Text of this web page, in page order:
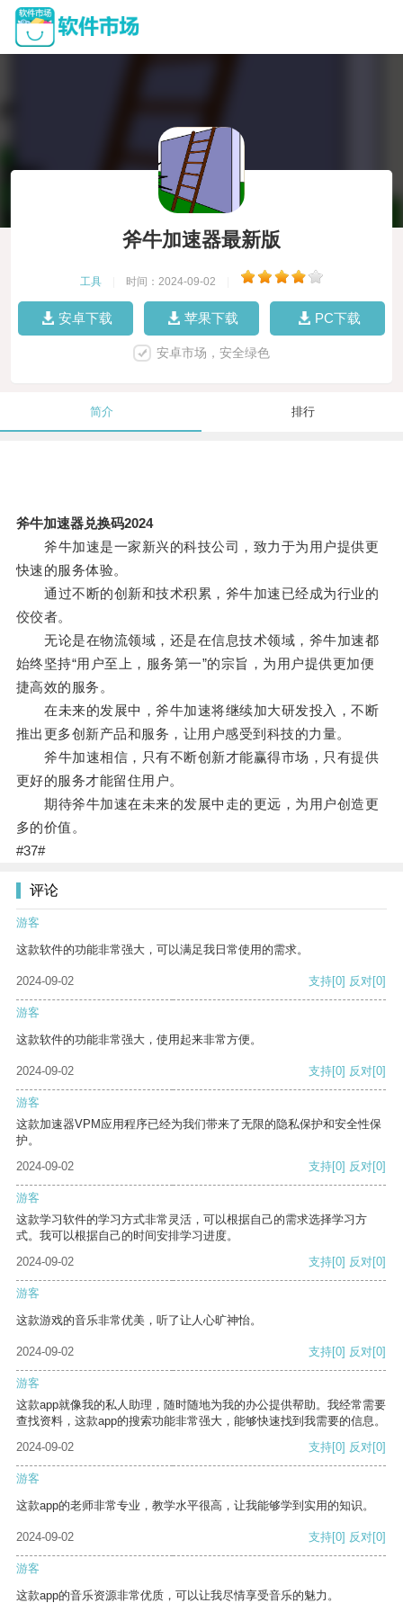
斧牛加速器最新版
工具 时间：2024-09-02
安卓下载 苹果下载 PC下载
安卓市场，安全绿色
简介 排行
斧牛加速器兑换码2024
斧牛加速是一家新兴的科技公司，致力于为用户提供更
快速的服务体验。
通过不断的创新和技术积累，斧牛加速已经成为行业的
佼佼者。
无论是在物流领域，还是在信息技术领域，斧牛加速都
始终坚持“用户至上，服务第一”的宗旨，为用户提供更加便
捷高效的服务。
在未来的发展中，斧牛加速将继续加大研发投入，不断
推出更多创新产品和服务，让用户感受到科技的力量。
斧牛加速相信，只有不断创新才能赢得市场，只有提供
更好的服务才能留住用户。
期待斧牛加速在未来的发展中走的更远，为用户创造更
多的价值。
#37#
评论
游客
这款软件的功能非常强大，可以满足我日常使用的需求。
2024-09-02 支持[0] 反对[0]
游客
这款软件的功能非常强大，使用起来非常方便。
2024-09-02 支持[0] 反对[0]
游客
这款加速器VPM应用程序已经为我们带来了无限的隐私保护和安全性保
护。
2024-09-02
支持[0] 反对[0]
游客
这款学习软件的学习方式非常灵活，可以根据自己的需求选择学习方
式。我可以根据自己的时间安排学习进度。
2024-09-02
支持[0] 反对[0]
游客
这款游戏的音乐非常优美，听了让人心旷神怡。
2024-09-02 支持[0] 反对[0]
游客
这款app就像我的私人助理，随时随地为我的办公提供帮助。我经常需要
查找资料，这款app的搜索功能非常强大，能够快速找到我需要的信息。
2024-09-02
支持[0] 反对[0]
游客
这款app的老师非常专业，教学水平很高，让我能够学到实用的知识。
2024-09-02 支持[0] 反对[0]
游客
这款app的音乐资源非常优质，可以让我尽情享受音乐的魅力。